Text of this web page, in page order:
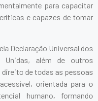
para capacitar
e capazes de tomar
Declaração Universal dos
Unidas, além de outros
de todas as pessoas
orientada para o
humano, formando